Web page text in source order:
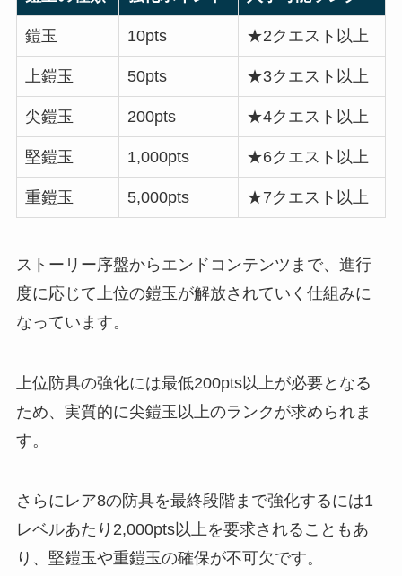
鎧玉 10pts ★2クエスト以上
上鎧玉 50pts ★3クエスト以上
尖鎧玉 200pts ★4クエスト以上
堅鎧玉 1,000pts ★6クエスト以上
重鎧玉 5,000pts ★7クエスト以上
ストーリー序盤からエンドコンテンツまで、進行
度に応じて上位の鎧玉が解放されていく仕組みに
なっています。
上位防具の強化には最低200pts以上が必要となる
ため、実質的に尖鎧玉以上のランクが求められま
す。
さらにレア8の防具を最終段階まで強化するには1
レベルあたり2,000pts以上を要求されることもあ
り、堅鎧玉や重鎧玉の確保が不可欠です。